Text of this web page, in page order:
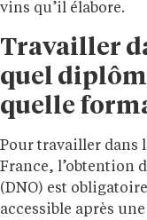
vins qu’il élabore.
Travailler
quel
quelle
Pour travailler dans
France, l’obtention
(DNO) est
accessible après